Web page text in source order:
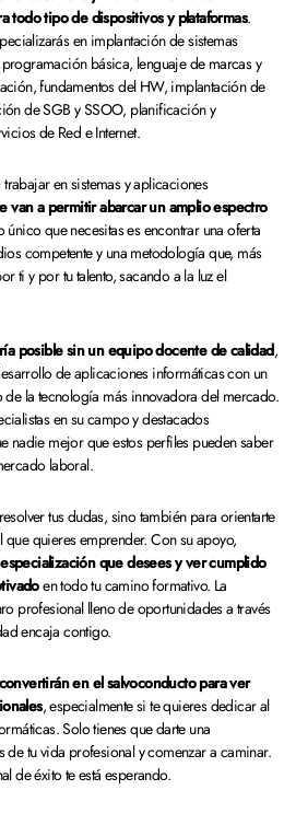
todo tipo de dispositivos y plataformas.
en implantación de sistemas
básica, lenguaje de marcas y
fundamentos del HW, implantación de
de SGB y SSOO, planificación y
de Red e Internet.
en sistemas y aplicaciones
van a permitir abarcar un amplio espectro
único que necesitas es encontrar una oferta
competente y una metodología que, más
ti y por tu talento, sacando a la luz el
posible sin un equipo docente de calidad,
de aplicaciones informáticas con un
la tecnología más innovadora del mercado.
en su campo y destacados
nadie mejor que estos perfiles pueden saber
laboral.
tus dudas, sino también para orientarte
quieres emprender. Con su apoyo,
que desees y ver cumplido
en todo tu camino formativo. La
profesional lleno de oportunidades a través
encaja contigo.
en el salvoconducto para ver
, especialmente si te quieres dedicar al
Solo tienes que darte una
tu vida profesional y comenzar a caminar.
de éxito te está esperando.